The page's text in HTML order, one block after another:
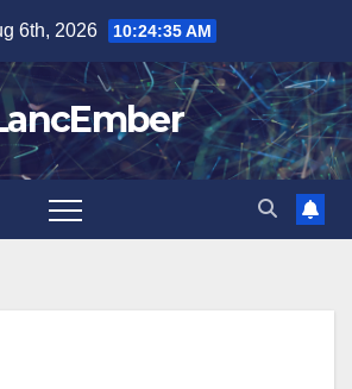
6th, 2026 10:24:36 AM